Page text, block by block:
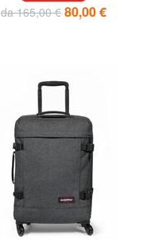
da 165,00 € 80,00 €